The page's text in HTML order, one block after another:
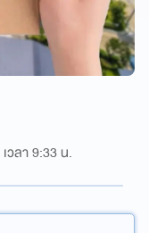
วลา 9:33 น.